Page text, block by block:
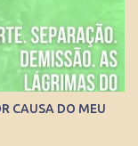
CAUSA DO MEU